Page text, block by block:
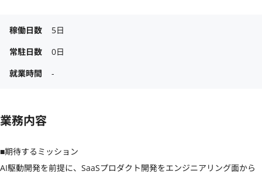
稼働日数
5日
常駐日数
0日
就業時間
-
業務内容
■期待するミッション
AI駆動開発を前提に、SaaSプロダクト開発をエンジニアリング面から